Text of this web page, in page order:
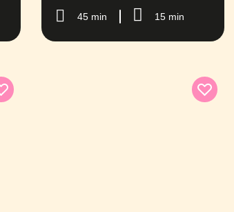
45 min 15 min